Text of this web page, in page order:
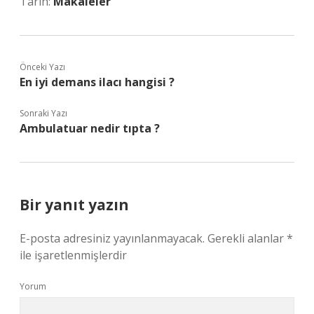
Önceki Yazı
En iyi demans ilacı hangisi ?
Sonraki Yazı
Ambulatuar nedir tıpta ?
Bir yanıt yazın
E-posta adresiniz yayınlanmayacak. Gerekli alanlar*
ile işaretlenmişlerdir
Yorum